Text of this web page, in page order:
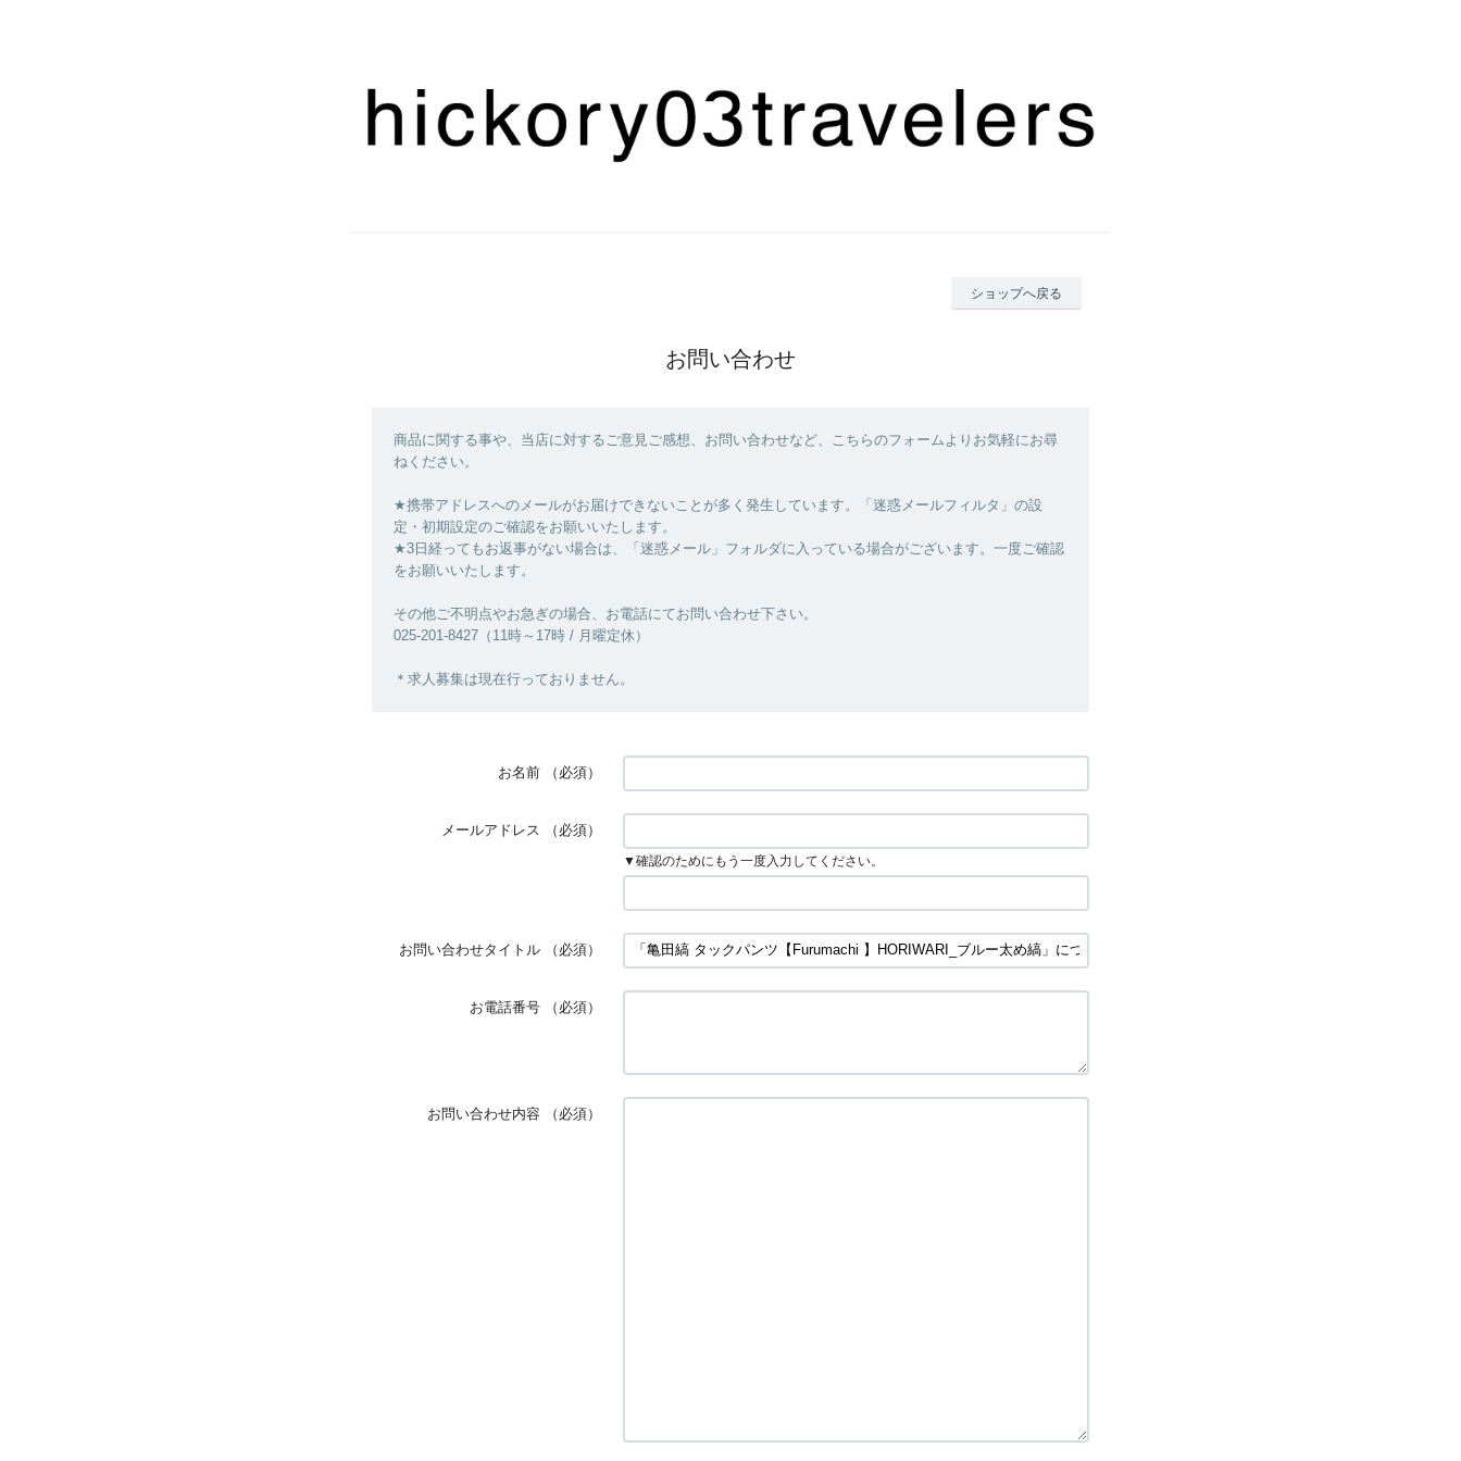
ショップへ戻る
お問い合わせ
商品に関する事や、当店に対するご意見ご感想、お問い合わせなど、こちらのフォームよりお気軽にお尋
ねください。
★携帯アドレスへのメールがお届けできないことが多く発生しています。「迷惑メールフィルタ」の設
定・初期設定のご確認をお願いいたします。
★3日経ってもお返事がない場合は、「迷惑メール」フォルダに入っている場合がございます。一度ご確認
をお願いいたします。
その他ご不明点やお急ぎの場合、お電話にてお問い合わせ下さい。
025-201-8427（11時～17時 / 月曜定休）
＊求人募集は現在行っておりません。
お名前 （必須）
メールアドレス （必須）
▼確認のためにもう一度入力してください。
お問い合わせタイトル （必須）
お電話番号 （必須）
お問い合わせ内容 （必須）